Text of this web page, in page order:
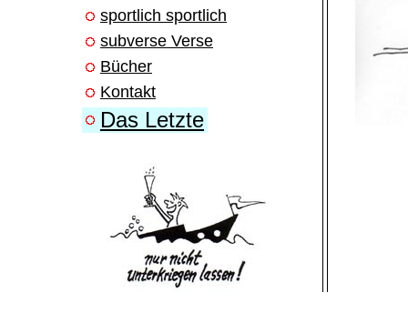
sportlich sportlich
subverse Verse
Bücher
Kontakt
Das Letzte